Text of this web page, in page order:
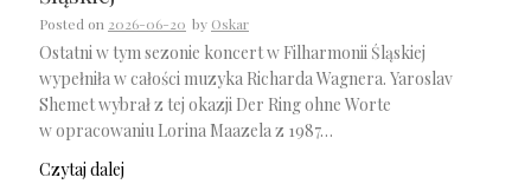
Posted on 2026-06-20 by Oskar
Ostatni w tym sezonie koncert w Filharmonii Śląskiej
wypełniła w całości muzyka Richarda Wagnera. Yaroslav
Shemet wybrał z tej okazji Der Ring ohne Worte
w opracowaniu Lorina Maazela z 1987…
Czytaj dalej